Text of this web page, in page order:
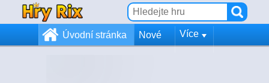
Úvodní stránka Nové Více